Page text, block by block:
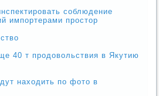
соблюдение
импортерами простор
40 т продовольствия в Якутию
находить по фото в